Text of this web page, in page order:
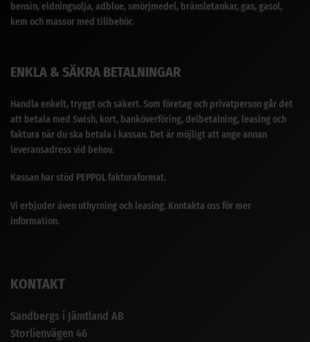
bensin, eldningsolja, adblue, smörjmedel, bränsletankar, gas, gasol,
kem och massor med tillbehör.
ENKLA & SÄKRA BETALNINGAR
Handla enkelt, tryggt och säkert. Som företag och privatperson går det
att betala med Swish, kort, banköverföring, delbetalning, leasing och
faktura när du ska betala i kassan. Det är möjligt att ange annan
leveransadress vid behov.
Kassan har stöd PEPPOL fakturaformat.
Vi erbjuder även uthyrning och leasing. Kontakta oss för mer
information.
KONTAKT
Sandbergs i Jämtland AB
Storlienvägen 46